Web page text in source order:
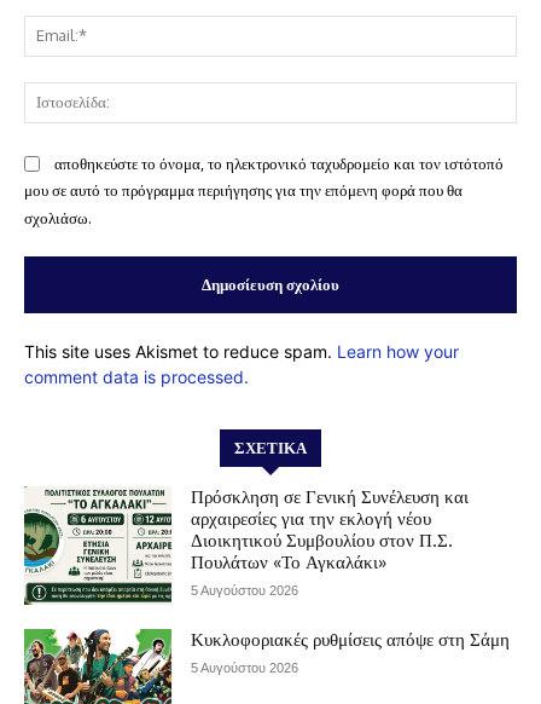
αποθηκεύστε το όνομα, το ηλεκτρονικό ταχυδρομείο και τον ιστότοπό
μου σε αυτό το πρόγραμμα περιήγησης για την επόμενη φορά που θα
σχολιάσω.
This site uses Akismet to reduce spam. Learn how your
comment data is processed.
ΣΧΕΤΙΚΆ
Πρόσκληση σε Γενική Συνέλευση και
αρχαιρεσίες για την εκλογή νέου
Διοικητικού Συμβουλίου στον Π.Σ.
Πουλάτων «Το Αγκαλάκι»
5 Αυγούστου 2026
Κυκλοφοριακές ρυθμίσεις απόψε στη Σάμη
5 Αυγούστου 2026